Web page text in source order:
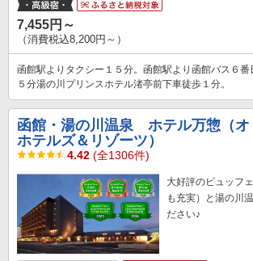
7,455円～
（消費税込8,200円～）
函館駅よりタクシー１５分。函館駅より函館バス６番
５分湯の川プリンスホテル渚亭前下車徒歩１分。
函館・湯の川温泉 ホテル万惣（オ
ホテルズ＆リゾーツ）
4.42 (全1306件)
大好評のビュッフ
も充実）と湯の川
ださい♪